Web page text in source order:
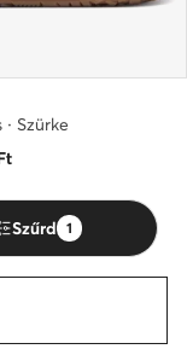
· Szürke
Szűrd 1